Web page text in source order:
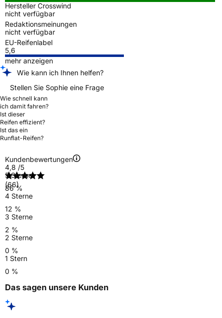
Hersteller Crosswind
nicht verfügbar
Redaktionsmeinungen
nicht verfügbar
EU-Reifenlabel
5,6
mehr anzeigen
Wie kann ich Ihnen helfen?
Stellen Sie Sophie eine Frage
Wie schnell kann
ich damit fahren?
Ist dieser
Reifen effizient?
Ist das ein
Runflat-Reifen?
Kundenbewertungen
4,8 /5
(66)
5 Sterne
86 %
4 Sterne
12 %
3 Sterne
2 %
2 Sterne
0 %
1 Stern
0 %
Das sagen unsere Kunden